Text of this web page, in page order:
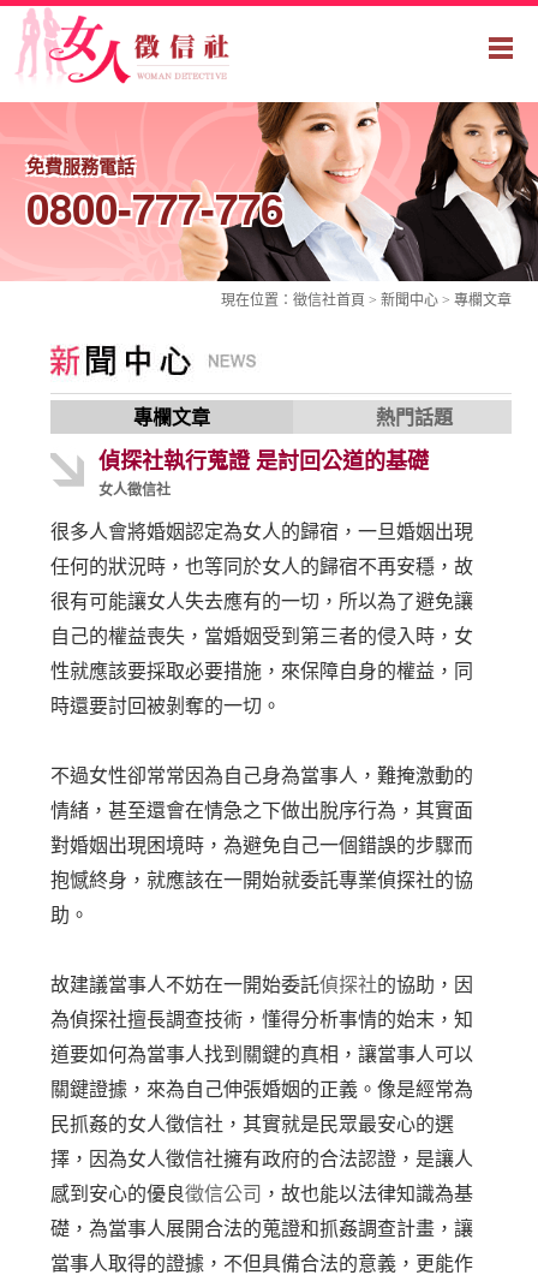
免費服務電話
0800-777-776
現在位置： 徵信社首頁 > 新聞中心 > 專欄文章
專欄文章 熱門話題
偵探社執行蒐證 是討回公道的基礎
女人徵信社
很多人會將婚姻認定為女人的歸宿，一旦婚姻出現
任何的狀況時，也等同於女人的歸宿不再安穩，故
很有可能讓女人失去應有的一切，所以為了避免讓
自己的權益喪失，當婚姻受到第三者的侵入時，女
性就應該要採取必要措施，來保障自身的權益，同
時還要討回被剝奪的一切。
不過女性卻常常因為自己身為當事人，難掩激動的
情緒，甚至還會在情急之下做出脫序行為，其實面
對婚姻出現困境時，為避免自己一個錯誤的步驟而
抱憾終身，就應該在一開始就委託專業偵探社的協
助。
故建議當事人不妨在一開始委託偵探社的協助，因
為偵探社擅長調查技術，懂得分析事情的始末，知
道要如何為當事人找到關鍵的真相，讓當事人可以
關鍵證據，來為自己伸張婚姻的正義。像是經常為
民抓姦的女人徵信社，其實就是民眾最安心的選
擇，因為女人徵信社擁有政府的合法認證，是讓人
感到安心的優良徵信公司 ，故也能以法律知識為基
礎，為當事人展開合法的蒐證和抓姦調查計畫，讓
當事人取得的證據，不但具備合法的意義，更能作